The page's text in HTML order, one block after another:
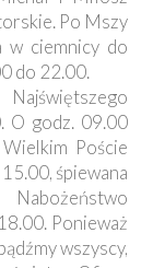
Po Mszy
w ciemnicy do
do 22.00.
O godz. 09.00
Poście
śpiewana
Ponieważ
wszyscy,